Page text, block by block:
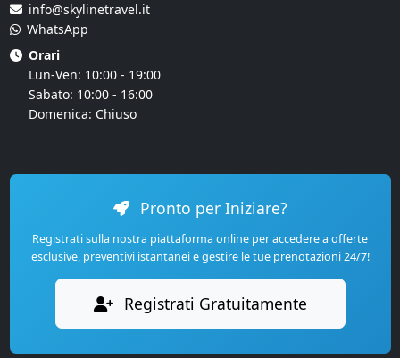
info@skylinetravel.it
WhatsApp
Orari
Lun-Ven: 10:00 - 19:00
Sabato: 10:00 - 16:00
Domenica: Chiuso
Pronto per Iniziare?
Registrati sulla nostra piattaforma online per accedere a offerte
esclusive, preventivi istantanei e gestire le tue prenotazioni 24/7!
Registrati Gratuitamente